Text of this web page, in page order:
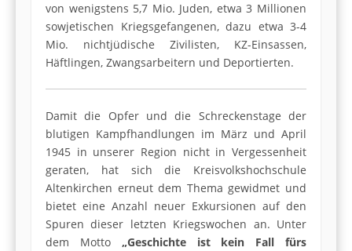
von wenigstens 5,7 Mio. Juden, etwa 3 Millionen
sowjetischen Kriegsgefangenen, dazu etwa 3-4
Mio. nichtjüdische Zivilisten, KZ-Einsassen,
Häftlingen, Zwangsarbeitern und Deportierten.
Damit die Opfer und die Schreckenstage der
blutigen Kampfhandlungen im März und April
1945 in unserer Region nicht in Vergessenheit
geraten, hat sich die Kreisvolkshochschule
Altenkirchen erneut dem Thema gewidmet und
bietet eine Anzahl neuer Exkursionen auf den
Spuren dieser letzten Kriegswochen an. Unter
dem Motto „Geschichte ist kein Fall fürs